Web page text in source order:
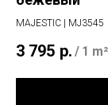
MAJESTIC | MJ3545
3 795 р. / 1 m²